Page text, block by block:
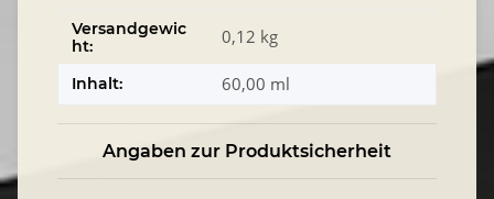
Versandgewic
ht:
0,12 kg
Inhalt: 60,00 ml
Angaben zur Produktsicherheit